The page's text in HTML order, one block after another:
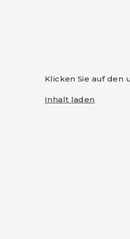
Klicken Sie auf den
Inhalt laden